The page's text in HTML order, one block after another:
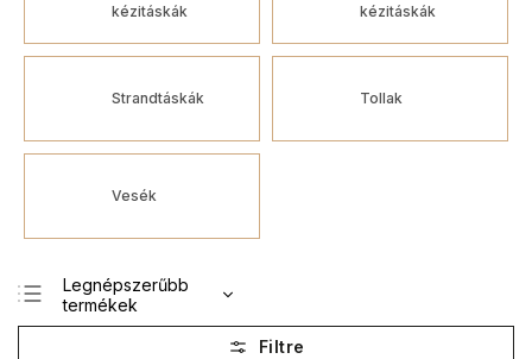
kézitáskák
kézitáskák
Strandtáskák Tollak
Vesék
Legnépszerűbb
termékek
Legolcsóbb elöl